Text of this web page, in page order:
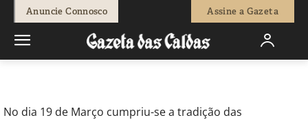
Anuncie Connosco Assine a Gazeta
Redação - 8 de Abril, 2016 0
No dia 19 de Março cumpriu-se a tradição das